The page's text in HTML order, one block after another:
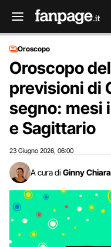
Oroscopo
Oroscopo
previsioni di
segno: mesi
e Sagittario
23 Giugno 2026 06:00
A cura di Ginny